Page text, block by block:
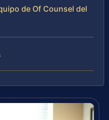
de Of Counsel del